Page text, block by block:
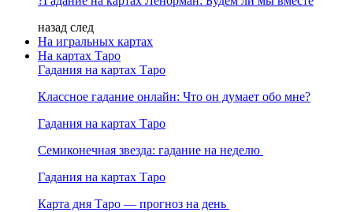
назад след
На игральных картах
На картах Таро
Гадания на картах Таро
Классное гадание онлайн: Что он думает обо мне?
Гадания на картах Таро
Семиконечная звезда: гадание на неделю
Гадания на картах Таро
Карта дня Таро — прогноз на день